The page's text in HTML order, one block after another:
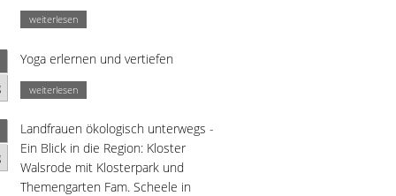
weiterlesen
Yoga erlernen und vertiefen
weiterlesen
Landfrauen ökologisch unterwegs -
Ein Blick in die Region: Kloster
Walsrode mit Klosterpark und
Themengarten Fam. Scheele in